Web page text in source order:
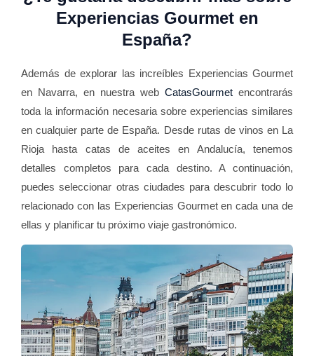
Experiencias Gourmet en
España?
Además de explorar las increíbles Experiencias Gourmet
en Navarra, en nuestra web CatasGourmet encontrarás
toda la información necesaria sobre experiencias similares
en cualquier parte de España. Desde rutas de vinos en La
Rioja hasta catas de aceites en Andalucía, tenemos
detalles completos para cada destino. A continuación,
puedes seleccionar otras ciudades para descubrir todo lo
relacionado con las Experiencias Gourmet en cada una de
ellas y planificar tu próximo viaje gastronómico.